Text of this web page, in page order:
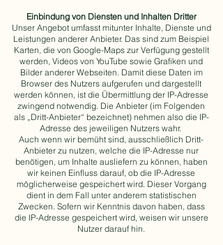
Einbindung von Diensten und Inhalten Dritter
Unser Angebot umfasst mitunter Inhalte, Dienste und
Leistungen anderer Anbieter. Das sind zum Beispiel
Karten, die von Google-Maps zur Verfügung gestellt
werden, Videos von YouTube sowie Grafiken und
Bilder anderer Webseiten. Damit diese Daten im
Browser des Nutzers aufgerufen und dargestellt
werden können, ist die Übermittlung der IP-Adresse
zwingend notwendig. Die Anbieter (im Folgenden
als „Dritt-Anbieter“ bezeichnet) nehmen also die IP-
Adresse des jeweiligen Nutzers wahr.
Auch wenn wir bemüht sind, ausschließlich Dritt-
Anbieter zu nutzen, welche die IP-Adresse nur
benötigen, um Inhalte ausliefern zu können, haben
wir keinen Einfluss darauf, ob die IP-Adresse
möglicherweise gespeichert wird. Dieser Vorgang
dient in dem Fall unter anderem statistischen
Zwecken. Sofern wir Kenntnis davon haben, dass
die IP-Adresse gespeichert wird, weisen wir unsere
Nutzer darauf hin.